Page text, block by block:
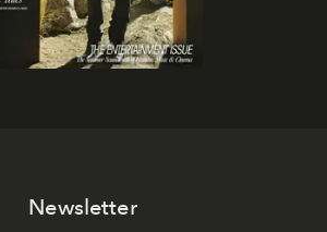
Newsletter